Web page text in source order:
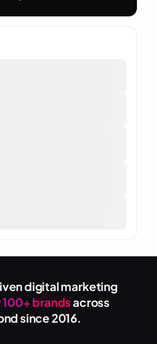
digital marketing
brandsacross
since 2016.